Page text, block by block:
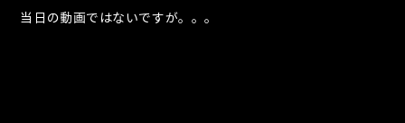
当日の動画ではないですが。。。